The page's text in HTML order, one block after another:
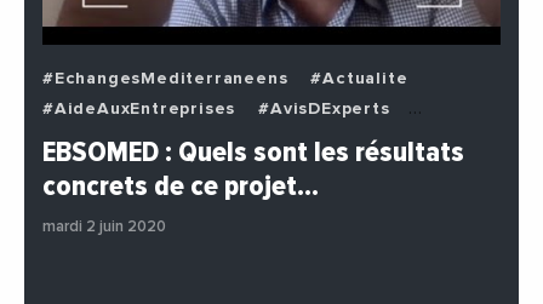
#EchangesMediterraneens
#Actualite
#AideAuxEntreprises
#AvisDExperts
#BuzzNews
#Decideurs
#Entreprises
#Institutions
EBSOMED : Quels sont les résultats
concrets de ce projet…
mardi 2 juin 2020